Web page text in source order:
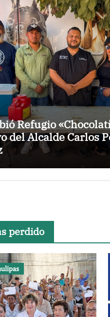
Refugio
del Alcalde Carlos
perdido